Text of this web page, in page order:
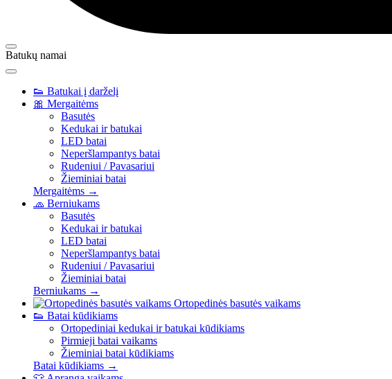
Batukų namai
👟 Batukai į darželį
🎀 Mergaitėms
Basutės
Kedukai ir batukai
LED batai
Neperšlampantys batai
Rudeniui / Pavasariui
Žieminiai batai
Mergaitėms →
🧢 Berniukams
Basutės
Kedukai ir batukai
LED batai
Neperšlampantys batai
Rudeniui / Pavasariui
Žieminiai batai
Berniukams →
Ortopedinės basutės vaikams
👟 Batai kūdikiams
Ortopediniai kedukai ir batukai kūdikiams
Pirmieji batai vaikams
Žieminiai batai kūdikiams
Batai kūdikiams →